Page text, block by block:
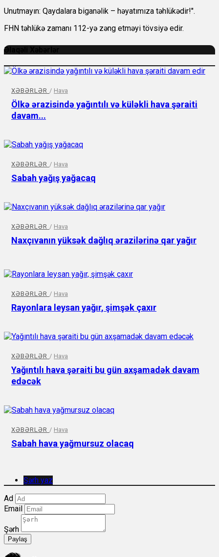
Unutmayın: Qaydalara biganəlik – həyatımıza təhlükədir!".
FHN təhlükə zamanı 112-yə zəng etməyi tövsiyə edir.
Əlaqəli Xəbərlər
XƏBƏRLƏR / Hava
Ölkə ərazisində yağıntılı və küləkli hava şəraiti
davam...
XƏBƏRLƏR / Hava
Sabah yağış yağacaq
XƏBƏRLƏR / Hava
Naxçıvanın yüksək dağlıq ərazilərinə qar yağır
XƏBƏRLƏR / Hava
Rayonlara leysan yağır, şimşək çaxır
XƏBƏRLƏR / Hava
Yağıntılı hava şəraiti bu gün axşamadək davam
edəcək
XƏBƏRLƏR / Hava
Sabah hava yağmursuz olacaq
Şərh yaz
Ad
Email
Şərh
Paylaş